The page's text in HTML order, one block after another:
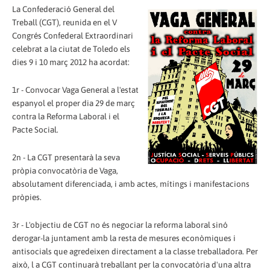
La Confederació General del
Treball (CGT), reunida en el V
Congrés Confederal Extraordinari
celebrat a la ciutat de Toledo els
dies 9 i 10 març 2012 ha acordat:
1r - Convocar Vaga General a l'estat
espanyol el proper dia 29 de març
contra la Reforma Laboral i el
Pacte Social.
2n - La CGT presentarà la seva
pròpia convocatòria de Vaga,
absolutament diferenciada, i amb actes, mítings i manifestacions
pròpies.
3r - L'objectiu de CGT no és negociar la reforma laboral sinó
derogar-la juntament amb la resta de mesures econòmiques i
antisocials que agredeixen directament a la classe treballadora. Per
això, l a CGT continuarà treballant per la convocatòria d'una altra